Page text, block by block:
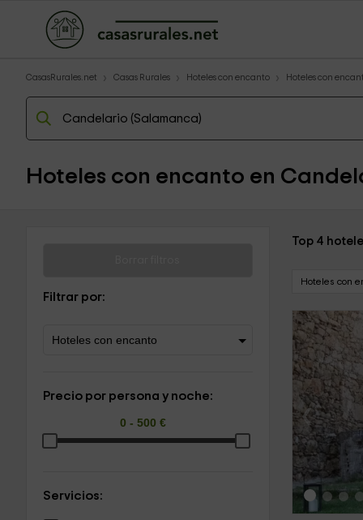
CasasRurales.net Casas Rurales Hoteles con encanto Hoteles con
Hoteles con encanto en
Filtrar por:
Precio por persona y noche:
Servicios:
Top 4
Hoteles con
‹